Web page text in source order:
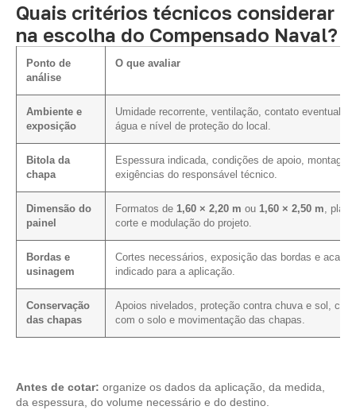
Quais critérios técnicos considerar
na escolha do Compensado Naval?
Ponto de
análise
O que avaliar
Ambiente e
exposição
Umidade recorrente, ventilação, contato eventual
água e nível de proteção do local.
Bitola da
chapa
Espessura indicada, condições de apoio,
exigências do responsável técnico.
Dimensão do
painel
Formatos de 1,60 × 2,20 m ou 1,60 × 2,50 m,
corte e modulação do projeto.
Bordas e
usinagem
Cortes necessários, exposição das bordas e
indicado para a aplicação.
Conservação
das chapas
Apoios nivelados, proteção contra chuva e sol,
com o solo e movimentação das chapas.
Antes de cotar: organize os dados da aplicação, da medida,
da espessura, do volume necessário e do destino.